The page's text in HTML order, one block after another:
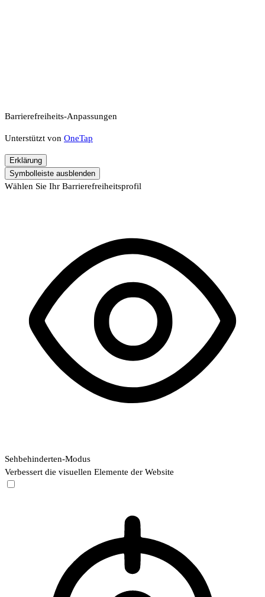
Barrierefreiheits-Anpassungen
Unterstützt von OneTap
Erklärung
Symbolleiste ausblenden
Wählen Sie Ihr Barrierefreiheitsprofil
Sehbehinderten-Modus
Verbessert die visuellen Elemente der Website